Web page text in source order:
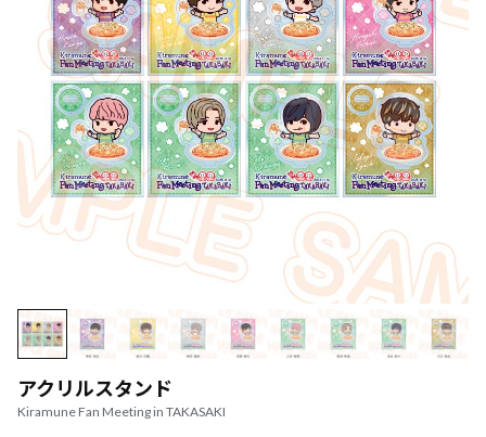
アクリルスタンド
Kiramune Fan Meeting in TAKASAKI